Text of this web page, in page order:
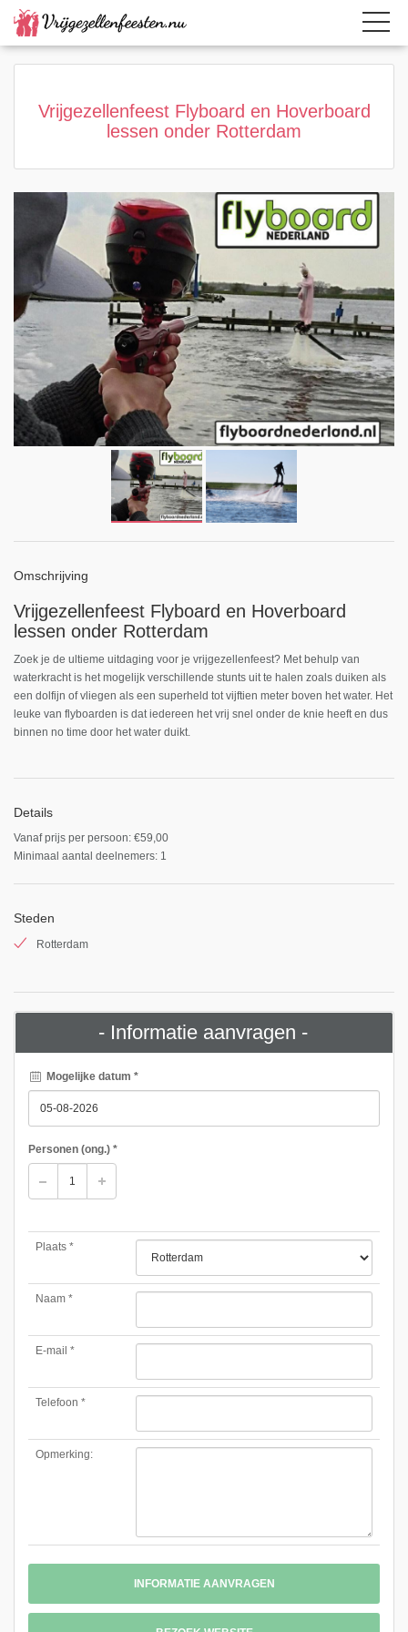
Home Category Page active
Vrijgezellenfeest Flyboard en Hoverboard
lessen onder Rotterdam
Omschrijving
Vrijgezellenfeest Flyboard en Hoverboard
lessen onder Rotterdam
Zoek je de ultieme uitdaging voor je vrijgezellenfeest? Met behulp van
waterkracht is het mogelijk verschillende stunts uit te halen zoals duiken als
een dolfijn of vliegen als een superheld tot vijftien meter boven het water. Het
leuke van flyboarden is dat iedereen het vrij snel onder de knie heeft en dus
binnen no time door het water duikt.
Details
Vanaf prijs per persoon: €59,00
Minimaal aantal deelnemers: 1
Steden
Rotterdam
- Informatie aanvragen -
Mogelijke datum *
Personen (ong.) *
Plaats *
Naam *
E-mail *
Telefoon *
Opmerking:
INFORMATIE AANVRAGEN